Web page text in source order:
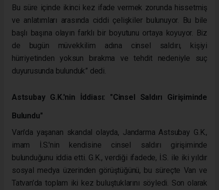
Bu süre içinde ikinci kez ifade vermek zorunda hissetmiş
ve anlatımları arasında ciddi çelişkiler bulunuyor. Bu bile
başlı başına olayın farklı bir boyutunu ortaya koyuyor. Biz
de bugün müvekkilim adına cinsel saldırı, kişiyi
hürriyetinden yoksun bırakma ve tehdit nedeniyle suç
duyurusunda bulunduk” dedi.
Astsubay G.K.'nin İddiası: "Cinsel Saldırı Girişiminde
Bulundu"
Van'da yaşanan skandal olayda, Jandarma Astsubay G.K.,
imam İ.S.'nin kendisine cinsel saldırı girişiminde
bulunduğunu iddia etti. G.K., verdiği ifadede, İ.S. ile iki yıldır
sosyal medya üzerinden görüştüğünü, bu süreçte Van ve
Tatvan’da toplam iki kez buluştuklarını söyledi. Son olarak